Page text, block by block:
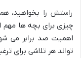
راستش را بخواهید،
چیزی برای بچه ها
اهمیت صد برابر می
تواند هر تلاشی برای